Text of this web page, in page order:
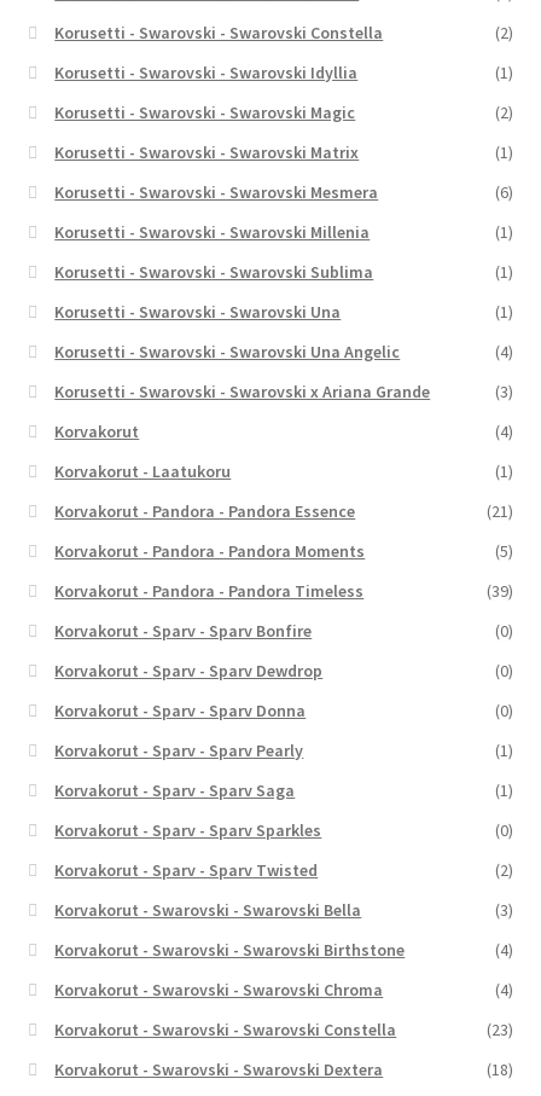
Korusetti - Swarovski - Swarovski Constella
(2)
Korusetti - Swarovski - Swarovski Idyllia
(1)
Korusetti - Swarovski - Swarovski Magic
(2)
Korusetti - Swarovski - Swarovski Matrix
(1)
Korusetti - Swarovski - Swarovski Mesmera
(6)
Korusetti - Swarovski - Swarovski Millenia
(1)
Korusetti - Swarovski - Swarovski Sublima
(1)
Korusetti - Swarovski - Swarovski Una
(1)
Korusetti - Swarovski - Swarovski Una Angelic
(4)
Korusetti - Swarovski - Swarovski x Ariana Grande
(3)
Korvakorut
(4)
Korvakorut - Laatukoru
(1)
Korvakorut - Pandora - Pandora Essence
(21)
Korvakorut - Pandora - Pandora Moments
(5)
Korvakorut - Pandora - Pandora Timeless
(39)
Korvakorut - Sparv - Sparv Bonfire
(0)
Korvakorut - Sparv - Sparv Dewdrop
(0)
Korvakorut - Sparv - Sparv Donna
(0)
Korvakorut - Sparv - Sparv Pearly
(1)
Korvakorut - Sparv - Sparv Saga
(1)
Korvakorut - Sparv - Sparv Sparkles
(0)
Korvakorut - Sparv - Sparv Twisted
(2)
Korvakorut - Swarovski - Swarovski Bella
(3)
Korvakorut - Swarovski - Swarovski Birthstone
(4)
Korvakorut - Swarovski - Swarovski Chroma
(4)
Korvakorut - Swarovski - Swarovski Constella
(23)
Korvakorut - Swarovski - Swarovski Dextera
(18)